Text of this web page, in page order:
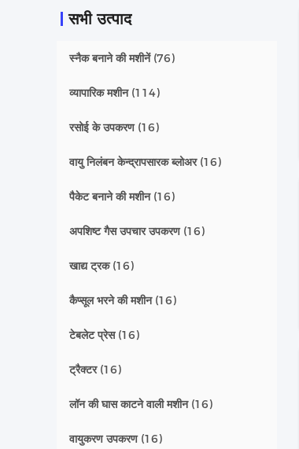
सभी उत्पाद
स्नैक बनाने की मशीनें(76)
व्यापारिक मशीन(114)
रसोई के उपकरण(16)
वायु निलंबन केन्द्रापसारक ब्लोअर(16)
पैकेट बनाने की मशीन(16)
अपशिष्ट गैस उपचार उपकरण(16)
खाद्य ट्रक(16)
कैप्सूल भरने की मशीन(16)
टेबलेट प्रेस(16)
ट्रैक्टर(16)
लॉन की घास काटने वाली मशीन(16)
वायुकरण उपकरण(16)